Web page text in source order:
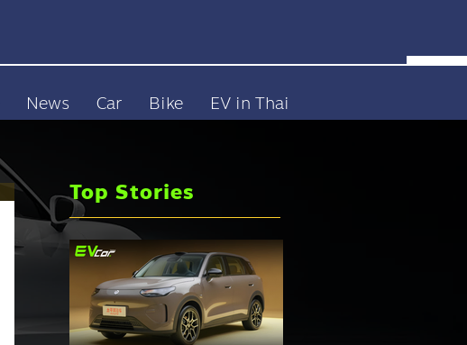
News Car Bike EV in Thai
Top Stories